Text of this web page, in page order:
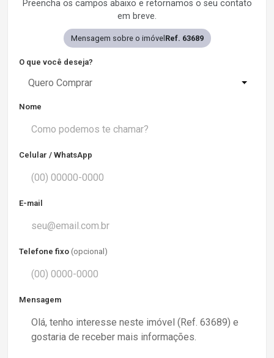
Preencha os campos abaixo e retornamos o seu contato
em breve.
Mensagem sobre o imóvel Ref. 63689
O que você deseja?
Quero Comprar
Nome
Celular / WhatsApp
E-mail
Telefone fixo (opcional)
Mensagem